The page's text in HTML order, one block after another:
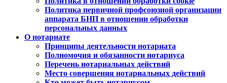
Политика первичной профсоюзной организации
аппарата БНП в отношении обработки
персональных данных
О нотариате
Принципы деятельности нотариата
Полномочия и обязанности нотариуса
Перечень нотариальных действий
Место совершения нотариальных действий